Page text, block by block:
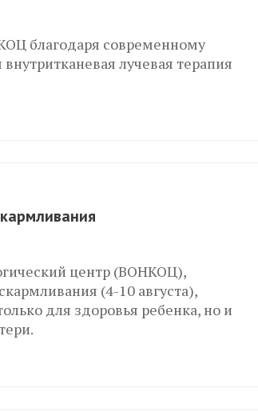
благодаря современному
лучевая терапия
центр (ВОНКОЦ),
(4-10 августа),
для здоровья ребенка, но и